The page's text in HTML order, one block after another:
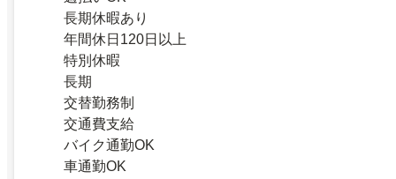
長期休暇あり
年間休日120日以上
特別休暇
長期
交替勤務制
交通費支給
バイク通勤OK
車通勤OK